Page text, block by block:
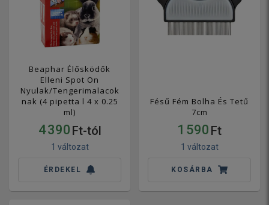
Beaphar Élősködők
Elleni Spot On
Nyulak/Tengerimalacok
nak (4 pipetta l 4 x 0.25
ml)
4 390 Ft-tól
1 változat
ÉRDEKEL
Fésű Fém Bolha És Tetű
7cm
1 590 Ft
1 változat
KOSÁRBA